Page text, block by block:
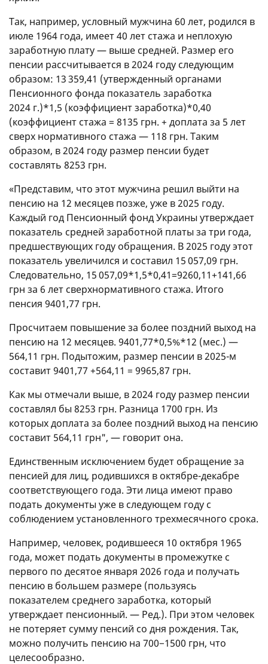
Так, например, условный мужчина 60 лет, родился в
июле 1964 года, имеет 40 лет стажа и неплохую
заработную плату — выше средней. Размер его
пенсии рассчитывается в 2024 году следующим
образом: 13 359,41 (утвержденный органами
Пенсионного фонда показатель заработка
2024 г.)*1,5 (коэффициент заработка)*0,40
(коэффициент стажа = 8135 грн. + доплата за 5 лет
сверх нормативного стажа — 118 грн. Таким
образом, в 2024 году размер пенсии будет
составлять 8253 грн.
«Представим, что этот мужчина решил выйти на
пенсию на 12 месяцев позже, уже в 2025 году.
Каждый год Пенсионный фонд Украины утверждает
показатель средней заработной платы за три года,
предшествующих году обращения. В 2025 году этот
показатель увеличился и составил 15 057,09 грн.
Следовательно, 15 057,09*1,5*0,41=9260,11+141,66
грн за 6 лет сверхнормативного стажа. Итого
пенсия 9401,77 грн.
Просчитаем повышение за более поздний выход на
пенсию на 12 месяцев. 9401,77*0,5%*12 (мес.) —
564,11 грн. Подытожим, размер пенсии в 2025-м
составит 9401,77 +564,11 = 9965,87 грн.
Как мы отмечали выше, в 2024 году размер пенсии
составлял бы 8253 грн. Разница 1700 грн. Из
которых доплата за более поздний выход на пенсию
составит 564,11 грн", — говорит она.
Единственным исключением будет обращение за
пенсией для лиц, родившихся в октябре-декабре
соответствующего года. Эти лица имеют право
подать документы уже в следующем году с
соблюдением установленного трехмесячного срока.
Например, человек, родившееся 10 октября 1965
года, может подать документы в промежутке с
первого по десятое января 2026 года и получать
пенсию в большем размере (пользуясь
показателем среднего заработка, который
утверждает пенсионный. — Ред.). При этом человек
не потеряет сумму пенсий со дня рождения. Так,
можно получить пенсию на 700−1500 грн, что
целесообразно.